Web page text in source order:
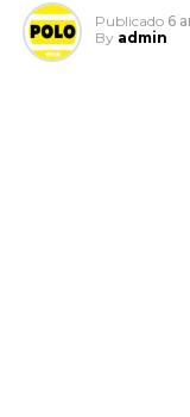
Publicado 6
By admin